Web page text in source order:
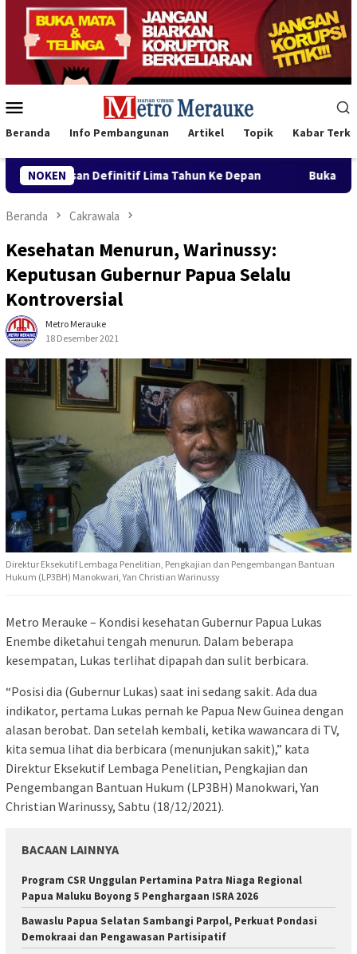
Loncat
konten
Mobile
Beranda Info Pembangunan Artikel Topik Kabar
NOKEN
Tahun Ke Depan Buka Konferwil I PWNU Papua
Beranda Cakrawala
Kesehatan Menurun, Warinussy:
Keputusan Gubernur Papua Selalu
Kontroversial
Metro Merauke
18 Desember 2021
Direktur Eksekutif Lembaga Penelitian, Pengkajian dan Pengembangan Bantuan
Hukum (LP3BH) Manokwari, Yan Christian Warinussy
Metro Merauke – Kondisi kesehatan Gubernur Papua Lukas
Enembe diketahui tengah menurun. Dalam beberapa
kesempatan, Lukas terlihat dipapah dan sulit berbicara.
“Posisi dia (Gubernur Lukas) saat ini sedang sakit. Ada dua
indikator, pertama Lukas pernah ke Papua New Guinea dengan
alasan berobat. Dan setelah kembali, ketika wawancara di TV,
kita semua lihat dia berbicara (menunjukan sakit),” kata
Direktur Eksekutif Lembaga Penelitian, Pengkajian dan
Pengembangan Bantuan Hukum (LP3BH) Manokwari, Yan
Christian Warinussy, Sabtu (18/12/2021).
BACAAN LAINNYA
Program CSR Unggulan Pertamina Patra Niaga Regional
Papua Maluku Boyong 5 Penghargaan ISRA 2026
Bawaslu Papua Selatan Sambangi Parpol, Perkuat Pondasi
Demokraai dan Pengawasan Partisipatif